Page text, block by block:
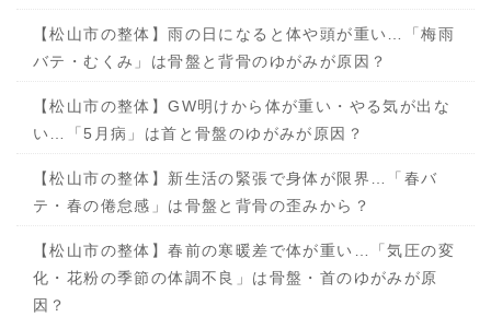
【松山市の整体】雨の日になると体や頭が重い…「梅雨
バテ・むくみ」は骨盤と背骨のゆがみが原因？
【松山市の整体】GW明けから体が重い・やる気が出な
い…「5月病」は首と骨盤のゆがみが原因？
【松山市の整体】新生活の緊張で身体が限界…「春バ
テ・春の倦怠感」は骨盤と背骨の歪みから？
【松山市の整体】春前の寒暖差で体が重い…「気圧の変
化・花粉の季節の体調不良」は骨盤・首のゆがみが原
因？